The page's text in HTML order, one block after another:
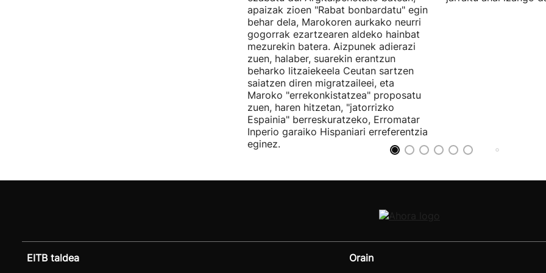
apaizak zioen "Rabat bonbardatu" egin
behar dela, Marokoren aurkako neurri
gogorrak ezartzearen aldeko hainbat
mezurekin batera. Aizpunek adierazi
zuen, halaber, suarekin erantzun
beharko litzaiekeela Ceutan sartzen
saiatzen diren migratzaileei, eta
Maroko "errekonkistatzea" proposatu
zuen, haren hitzetan, "jatorrizko
Espainia" berreskuratzeko, Erromatar
Inperio garaiko Hispaniari erreferentzia
eginez.
EITB taldea Orain